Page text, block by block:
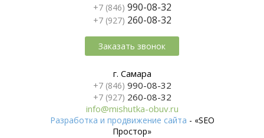
+7 (846) 990-08-32
+7 (927) 260-08-32
Заказать звонок
г. Самара
+7 (846) 990-08-32
+7 (927) 260-08-32
info@mishutka-obuv.ru
Разработка и продвижение сайта - «SEO
Простор»